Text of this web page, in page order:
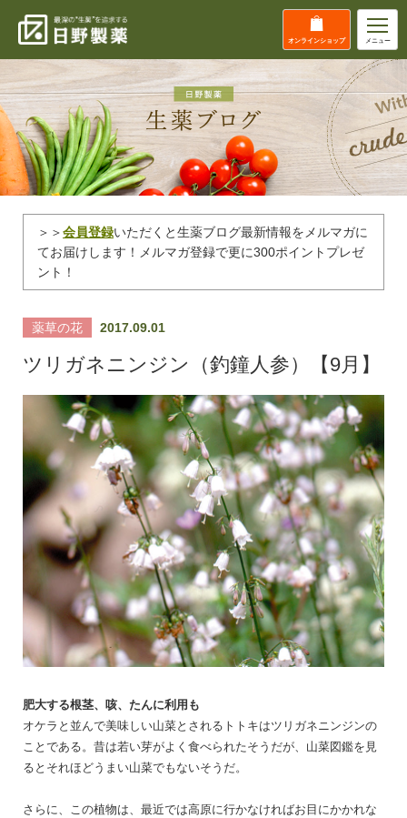
オンラインショップ メニュー
＞＞会員登録いただくと生薬ブログ最新情報をメルマガに
てお届けします！メルマガ登録で更に300ポイントプレゼ
ント！
薬草の花 2017.09.01
ツリガネニンジン（釣鐘人参）【9月】
肥大する根茎、咳、たんに利用も
オケラと並んで美味しい山菜とされるトトキはツリガネニンジンの
ことである。昔は若い芽がよく食べられたそうだが、山菜図鑑を見
るとそれほどうまい山菜でもないそうだ。
さらに、この植物は、最近では高原に行かなければお目にかかれな